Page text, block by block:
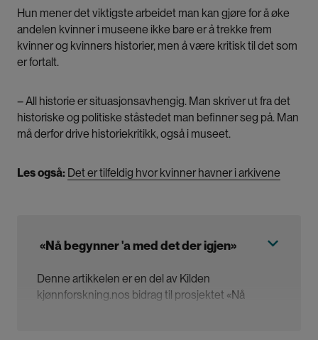
Hun mener det viktigste arbeidet man kan gjøre for å øke
andelen kvinner i museene ikke bare er å trekke frem
kvinner og kvinners historier, men å være kritisk til det som
er fortalt.
– All historie er situasjonsavhengig. Man skriver ut fra det
historiske og politiske ståstedet man befinner seg på. Man
må derfor drive historiekritikk, også i museet.
Les også: Det er tilfeldig hvor kvinner havner i arkivene
«Nå begynner 'a med det der igjen»
Denne artikkelen er en del av Kilden
kjønnforskning.nos bidrag til prosjektet «Nå